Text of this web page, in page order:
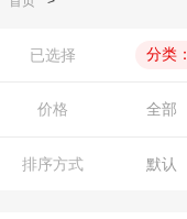
已选择 分类：
价格 全部
排序方式 默认